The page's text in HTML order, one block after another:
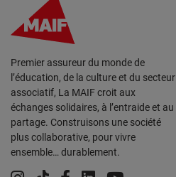
Premier assureur du monde de
l’éducation, de la culture et du secteur
associatif, La MAIF croit aux
échanges solidaires, à l’entraide et au
partage. Construisons une société
plus collaborative, pour vivre
ensemble… durablement.